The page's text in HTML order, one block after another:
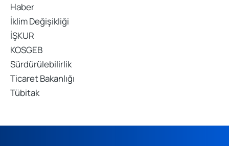
Haber
İklim Değişikliği
İŞKUR
KOSGEB
Sürdürülebilirlik
Ticaret Bakanlığı
Tübitak